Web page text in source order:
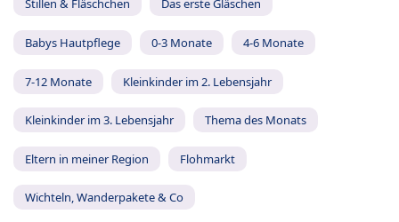
Stillen & Fläschchen Das erste Gläschen
Babys Hautpflege 0-3 Monate 4-6 Monate
7-12 Monate Kleinkinder im 2. Lebensjahr
Kleinkinder im 3. Lebensjahr Thema des Monats
Eltern in meiner Region Flohmarkt
Wichteln, Wanderpakete & Co